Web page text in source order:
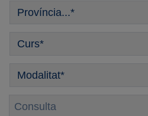
Província
Curso
Modalitat *
Consulta